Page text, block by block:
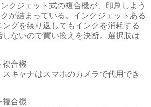
クジェット式の複合機が、印刷しよう
が詰まっている。インクジェットある
グを繰り返してもインクを消耗する
ないので買い換えを決断。選択肢は
複合機
キャナはスマホのカメラで代用でき
複合機